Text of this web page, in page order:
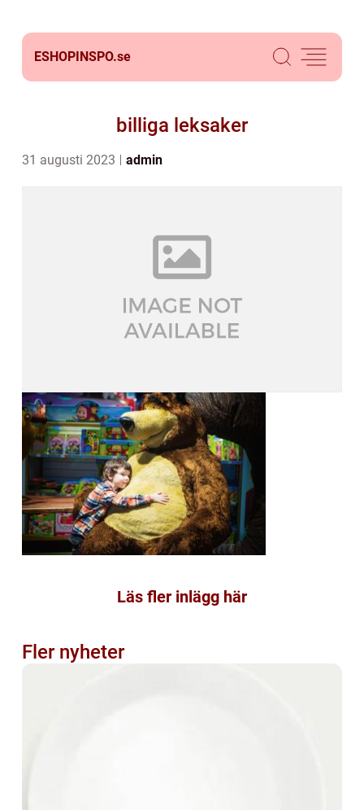
ESHOPINSPO.se
billiga leksaker
31 augusti 2023 admin
Läs fler inlägg här
Fler nyheter